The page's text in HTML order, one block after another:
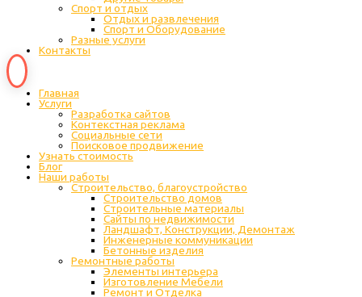
Спорт и отдых
Отдых и развлечения
Спорт и Оборудование
Разные услуги
Контакты
Главная
Услуги
Разработка сайтов
Контекстная реклама
Социальные сети
Поисковое продвижение
Узнать стоимость
Блог
Наши работы
Строительство, благоустройство
Строительство домов
Строительные материалы
Сайты по недвижимости
Ландшафт, Конструкции, Демонтаж
Инженерные коммуникации
Бетонные изделия
Ремонтные работы
Элементы интерьера
Изготовление Мебели
Ремонт и Отделка